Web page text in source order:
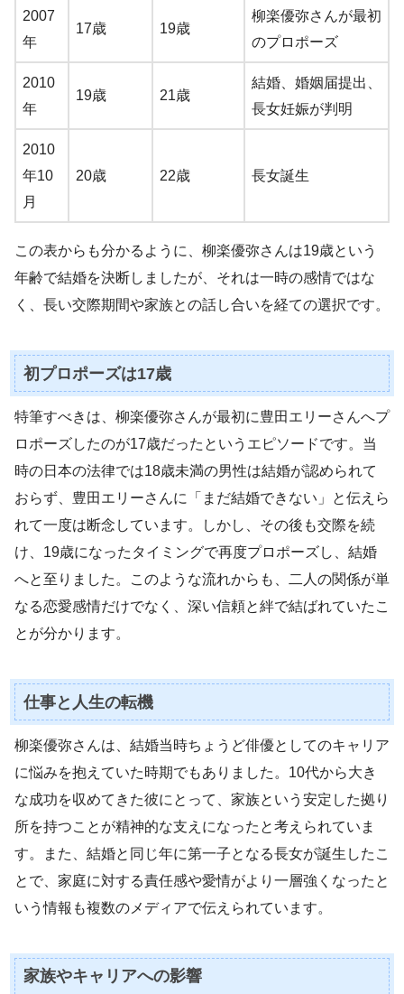
2007
年
17歳 19歳
柳楽優弥さんが最初
のプロポーズ
2010
年
19歳 21歳
結婚、婚姻届提出、
長女妊娠が判明
2010
年10
月
20歳 22歳 長女誕生
この表からも分かるように、柳楽優弥さんは19歳という
年齢で結婚を決断しましたが、それは一時の感情ではな
く、長い交際期間や家族との話し合いを経ての選択です。
初プロポーズは17歳
特筆すべきは、柳楽優弥さんが最初に豊田エリーさんへプ
ロポーズしたのが17歳だったというエピソードです。当
時の日本の法律では18歳未満の男性は結婚が認められて
おらず、豊田エリーさんに「まだ結婚できない」と伝えら
れて一度は断念しています。しかし、その後も交際を続
け、19歳になったタイミングで再度プロポーズし、結婚
へと至りました。このような流れからも、二人の関係が単
なる恋愛感情だけでなく、深い信頼と絆で結ばれていたこ
とが分かります。
仕事と人生の転機
柳楽優弥さんは、結婚当時ちょうど俳優としてのキャリア
に悩みを抱えていた時期でもありました。10代から大き
な成功を収めてきた彼にとって、家族という安定した拠り
所を持つことが精神的な支えになったと考えられていま
す。また、結婚と同じ年に第一子となる長女が誕生したこ
とで、家庭に対する責任感や愛情がより一層強くなったと
いう情報も複数のメディアで伝えられています。
家族やキャリアへの影響